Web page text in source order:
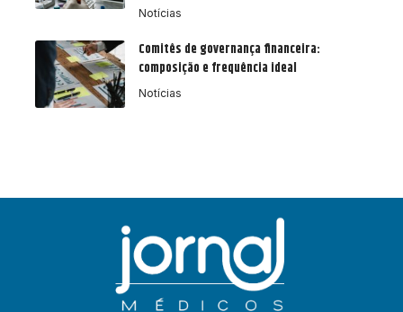
Notícias
Comitês de governança financeira:
composição e frequência ideal
Notícias